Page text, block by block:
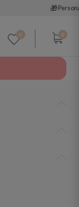
Personalizacja — Twój
0 0